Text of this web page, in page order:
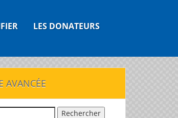
LES DONATEURS
AVANCÉE